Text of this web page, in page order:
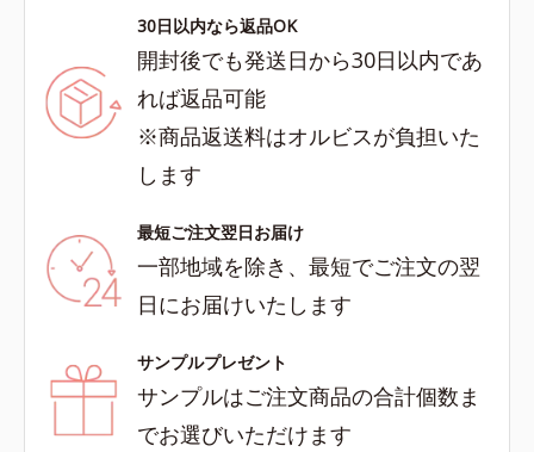
30日以内なら返品OK
開封後でも発送日から30日以内であ
れば返品可能
※商品返送料はオルビスが負担いた
します
最短ご注文翌日お届け
一部地域を除き、最短でご注文の翌
日にお届けいたします
サンプルプレゼント
サンプルはご注文商品の合計個数ま
でお選びいただけます